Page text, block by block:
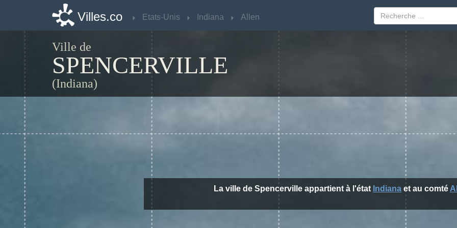
Villes.co Etats-Unis Indiana Allen
Ville de
SPENCERVILLE
(Indiana)
La ville de Spencerville appartient à l'état Indiana et au comté
Villes.co Etats-Unis Indiana Allen